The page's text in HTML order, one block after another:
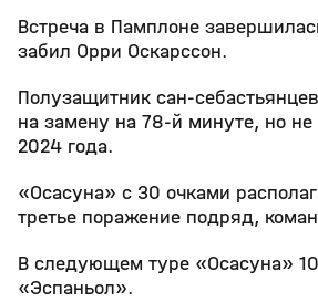
Встреча в Памплоне
забил Орри Оскарссон.
Полузащитник
на замену на 78‑й минуте, но
2024 года.
«Осасуна» с 30 очками
третье поражение подряд,
В следующем туре «Осасуна»
«Эспаньол».